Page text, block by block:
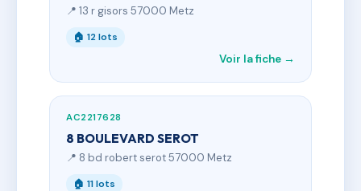
📍 13 r gisors 57000 Metz
🏠 12 lots
Voir la fiche →
AC2217628
8 BOULEVARD SEROT
📍 8 bd robert serot 57000 Metz
🏠 11 lots